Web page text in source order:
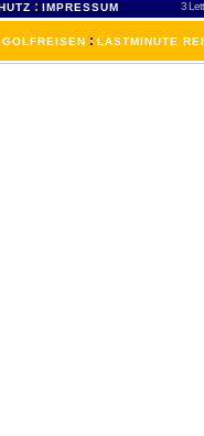
: IMPRESSUM 3
GOLFREISEN : LASTMINUTE